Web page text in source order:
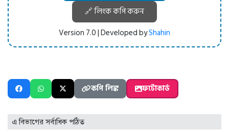
🔗 লিংক কপি করুন
Version 7.0 | Developed byShahin
কপি লিঙ্ক ফটোকার্ড
এ বিভাগের সর্বাধিক পঠিত